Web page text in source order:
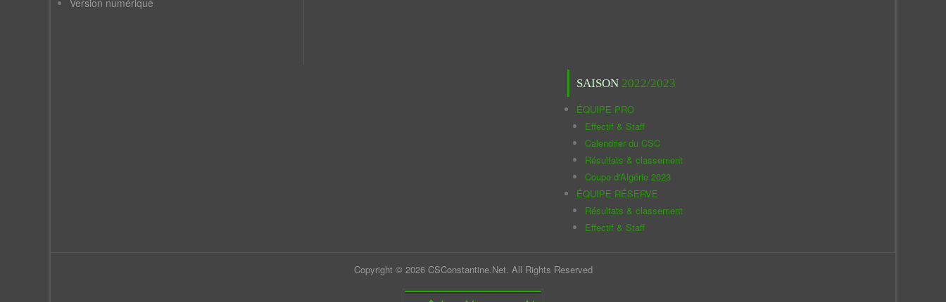
Version numérique
SAISON 2022/2023
ÉQUIPE PRO
Effectif & Staff
Calendrier du CSC
Résultats & classement
Coupe d'Algérie 2023
ÉQUIPE RÉSERVE
Résultats & classement
Effectif & Staff
Copyright © 2026 CSConstantine.Net. All Rights Reserved